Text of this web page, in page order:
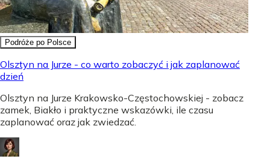
Podróże po Polsce
Olsztyn na Jurze - co warto zobaczyć i jak zaplanować
dzień
Olsztyn na Jurze Krakowsko-Częstochowskiej - zobacz
zamek, Biakło i praktyczne wskazówki, ile czasu
zaplanować oraz jak zwiedzać.